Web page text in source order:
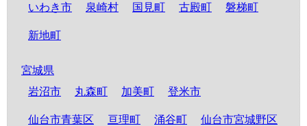
いわき市 泉崎村 国見町 古殿町 磐梯町
新地町
宮城県
岩沼市
丸森町 加美町 登米市
仙台市青葉区 亘理町 涌谷町 仙台市宮城野区